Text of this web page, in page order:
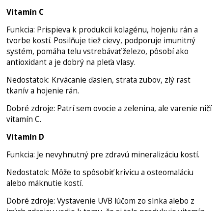
Vitamín C
Funkcia: Prispieva k produkcii kolagénu, hojeniu rán a
tvorbe kostí. Posilňuje tiež cievy, podporuje imunitný
systém, pomáha telu vstrebávať železo, pôsobí ako
antioxidant a je dobrý na pleťa vlasy.
Nedostatok: Krvácanie ďasien, strata zubov, zlý rast
tkanív a hojenie rán.
Dobré zdroje: Patrí sem ovocie a zelenina, ale varenie ničí
vitamín C.
Vitamín D
Funkcia: Je nevyhnutný pre zdravú mineralizáciu kostí.
Nedostatok: Môže to spôsobiť krivicu a osteomaláciu
alebo mäknutie kostí.
Dobré zdroje: Vystavenie UVB lúčom zo slnka alebo z